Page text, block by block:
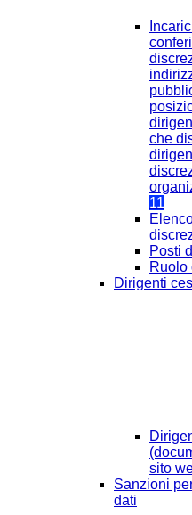
che
11
Posti
Ruolo
Dirigenti
sito
Sanzioni
dati